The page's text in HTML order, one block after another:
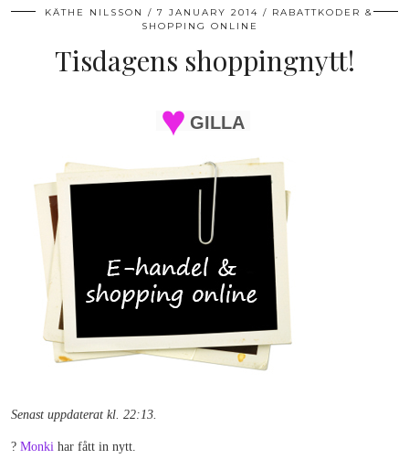
KÄTHE NILSSON 7 JANUARY 2014
RABATTKODER &
SHOPPING ONLINE
Tisdagens shoppingnytt!
GILLA
Senast uppdaterat kl. 22:13.
? Monki har fått in nytt.